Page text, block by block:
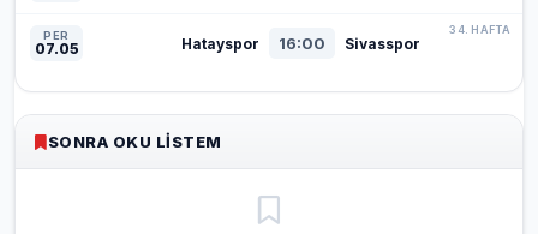
PER
07.05 Hatayspor 16:00 Sivasspor
34. HAFTA
SONRA OKU LISTEM